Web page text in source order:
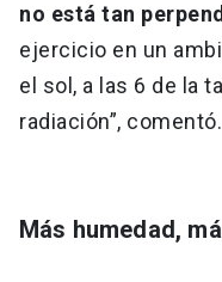
no está tan
ejercicio en un
el sol, a las 6 de la
radiación”, comentó.
Más humedad,